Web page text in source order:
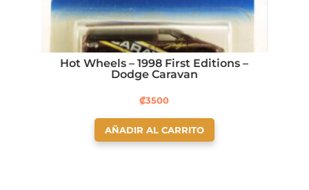
Hot Wheels – 1998 First Editions –
Dodge Caravan
₡3500
AÑADIR AL CARRITO